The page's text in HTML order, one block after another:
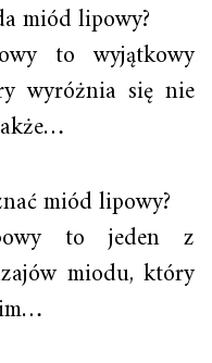
miód lipowy?
to wyjątkowy
wyróżnia się nie
miód lipowy?
to jeden z
miodu, który